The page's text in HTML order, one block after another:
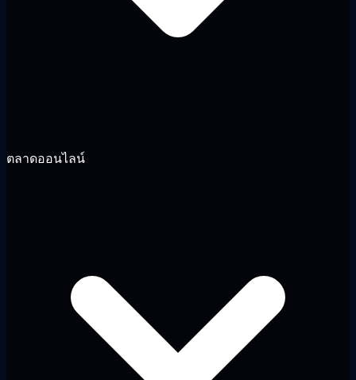
ตลาดออนไลน์